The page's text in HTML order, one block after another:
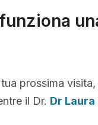
prossima
il Dr. Dr Laura